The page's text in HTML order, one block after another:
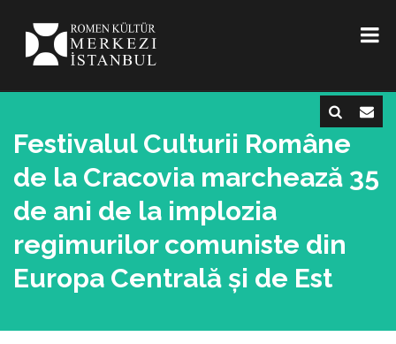
Festivalul Culturii Române
de la Cracovia marchează 35
de ani de la implozia
regimurilor comuniste din
Europa Centrală și de Est